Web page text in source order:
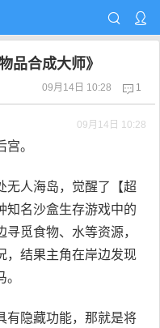
品合成大师》
09月14日 10:28 1
09月14日 10:28
。
无人海岛，觉醒了【超
知名沙盒生存游戏中的
觅食物、水等资源，
，结果主角在岸边发现
有隐藏功能，那就是将